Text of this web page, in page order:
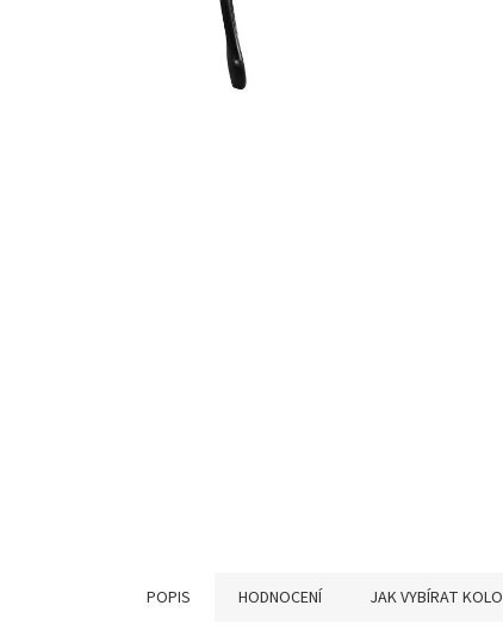
POPIS HODNOCENÍ JAK VYBÍRAT KOLO